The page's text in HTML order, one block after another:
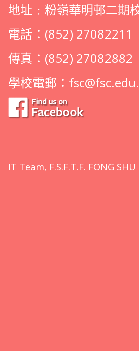
地址﹕粉嶺華明邨二期
電話：(852) 27082211
傳真：(852) 27082882
學校電郵：
IT Team, F.S.F.T.F. FONG